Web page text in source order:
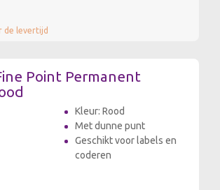
de levertijd
Point Permanent
Kleur: Rood
Met dunne punt
Geschikt voor labels en
coderen